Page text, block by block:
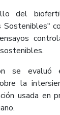
del
se
la
usada en